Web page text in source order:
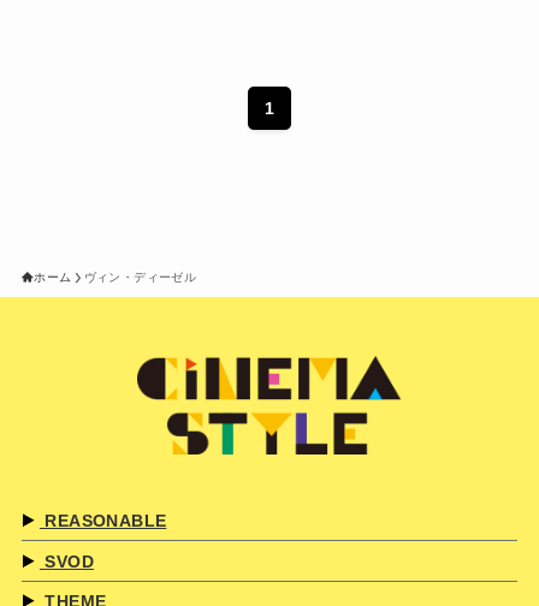
1
ホーム ヴィン・ディーゼル
REASONABLE
SVOD
THEME